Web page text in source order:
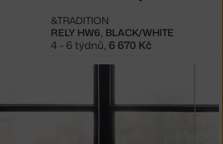
RELY HW6, BLACK/WHITE
&TRADITION
4 - 6 týdnů, 6 670 Kč